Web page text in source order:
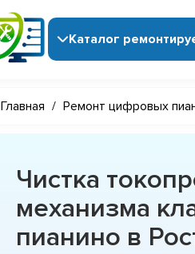
Каталог
Главная / Ремонт цифровых
Чистка
механизма
пианино в